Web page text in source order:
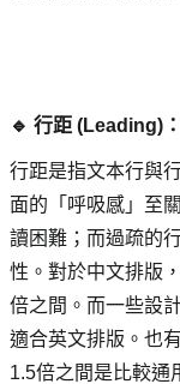
🔹 行距 (Leading)：
行距是指文本行與
面的「呼吸感」至
讀困難；而過疏的
性。對於中文排版
倍之間。而一些設
適合英文排版。也
1.5倍之間是比較通